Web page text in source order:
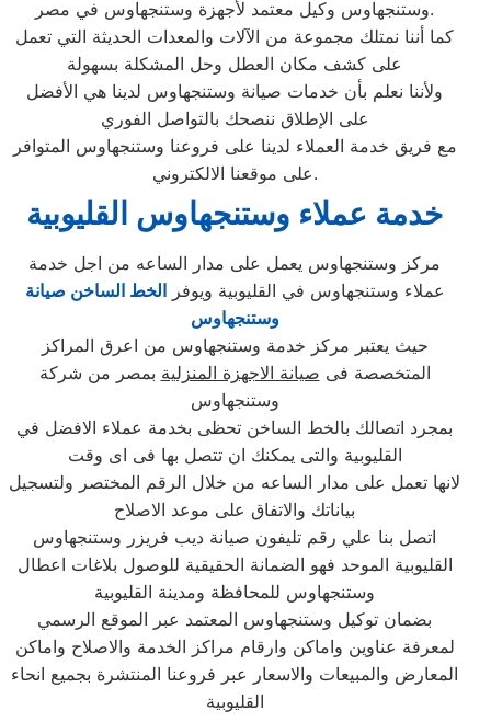
وستنجهاوس وكيل معتمد لأجهزة وستنجهاوس في مصر.
كما أننا نمتلك مجموعة من الآلات والمعدات الحديثة التي تعمل
على كشف مكان العطل وحل المشكلة بسهولة
ولأننا نعلم بأن خدمات صيانة وستنجهاوس لدينا هي الأفضل
على الإطلاق ننصحك بالتواصل الفوري
مع فريق خدمة العملاء لدينا على فروعنا وستنجهاوس المتوافر
على موقعنا الالكتروني.
خدمة عملاء وستنجهاوس القليوبية
مركز وستنجهاوس يعمل على مدار الساعه من اجل خدمة
عملاء وستنجهاوس في القليوبية ويوفرالخط الساخن صيانة
وستنجهاوس
حيث يعتبر مركز خدمة وستنجهاوس من اعرق المراكز
المتخصصة فى صيانة الاجهزة المنزلية بمصر من شركة
وستنجهاوس
بمجرد اتصالك بالخط الساخن تحظى بخدمة عملاء الافضل في
القليوبية والتى يمكنك ان تتصل بها فى اى وقت
لانها تعمل على مدار الساعه من خلال الرقم المختصر ولتسجيل
بياناتك والاتفاق على موعد الاصلاح
اتصل بنا علي رقم تليفون صيانة ديب فريزر وستنجهاوس
القليوبية الموحد فهو الضمانة الحقيقية للوصول بلاغات اعطال
وستنجهاوس للمحافظة ومدينة القليوبية
بضمان توكيل وستنجهاوس المعتمد عبر الموقع الرسمي
لمعرفة عناوين واماكن وارقام مراكز الخدمة والاصلاح واماكن
المعارض والمبيعات والاسعار عبر فروعنا المنتشرة بجميع انحاء
القليوبية